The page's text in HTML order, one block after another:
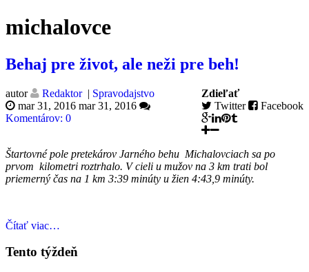
michalovce
Behaj pre život, ale neži pre beh!
autor Redaktor | Spravodajstvo
Zdieľať
Twitter
Facebook
mar 31, 2016 mar 31, 2016
Komentárov: 0
Štartovné pole pretekárov Jarného behu Michalovciach sa po
prvom kilometri roztrhalo. V cieli u mužov na 3 km trati bol
priemerný čas na 1 km 3:39 minúty u žien 4:43,9 minúty.
Čítať viac…
Tento týždeň